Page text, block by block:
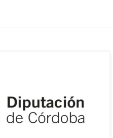
Provincial de
Programa Provincial
derivados del Plan
Virus del Nilo-2025″ Lo que